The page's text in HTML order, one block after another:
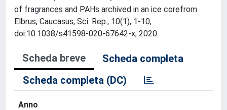
of fragrances and PAHs archived in an ice corefrom
Elbrus, Caucasus, Sci. Rep., 10(1), 1-10,
doi:10.1038/s41598-020-67642-x, 2020.
Scheda breve
Scheda completa
Scheda completa (DC)
Anno